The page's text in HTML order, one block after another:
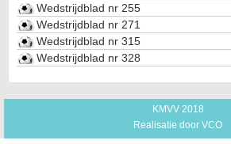
Wedstrijdblad nr 255
Wedstrijdblad nr 271
Wedstrijdblad nr 315
Wedstrijdblad nr 328
KMVV 2018
Realisatie door VCO